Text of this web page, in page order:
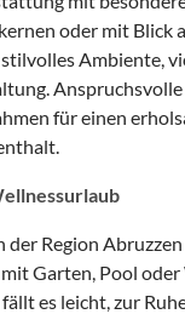
oder mit Blick
stilvolles Ambiente,
für einen
der Region
Garten, Pool oder
es leicht, zur